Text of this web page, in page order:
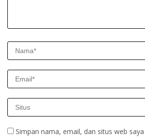
Simpan nama, email, dan situs web